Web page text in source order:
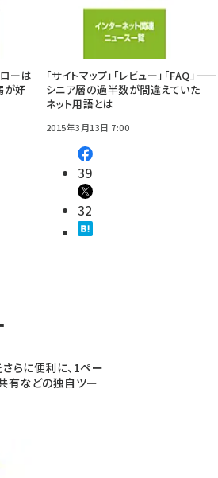
ーは
が好
「サイトマップ」「レビュー」「FAQ」――
シニア層の過半数が間違えていた
ネット用語とは
2015年3月13日 7:00
39
32
らに便利に、1ペー
有などの独自ツー